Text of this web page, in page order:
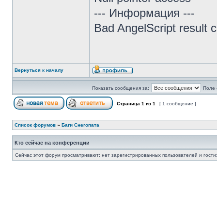
--- Информация ---
Bad AngelScript result
Вернуться к началу
Показать сообщения за: Поле
Страница 1 из 1 [ 1 сообщение ]
Список форумов » Баги Снегопата
Кто сейчас на конференции
Сейчас этот форум просматривают: нет зарегистрированных пользователей и